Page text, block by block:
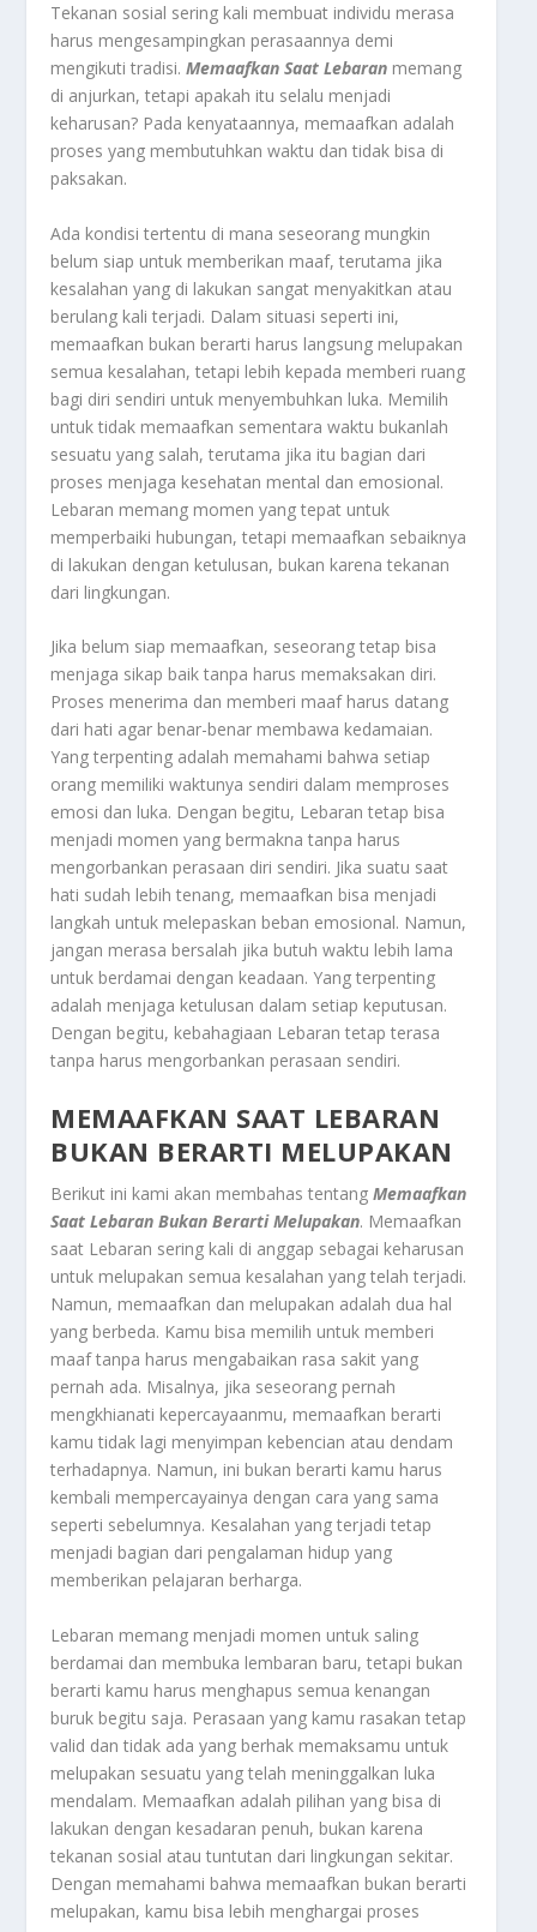
Tekanan sosial sering kali membuat individu merasa
harus mengesampingkan perasaannya demi
mengikuti tradisi.Memaafkan Saat Lebaran memang
di anjurkan, tetapi apakah itu selalu menjadi
keharusan? Pada kenyataannya, memaafkan adalah
proses yang membutuhkan waktu dan tidak bisa di
paksakan.
Ada kondisi tertentu di mana seseorang mungkin
belum siap untuk memberikan maaf, terutama jika
kesalahan yang di lakukan sangat menyakitkan atau
berulang kali terjadi. Dalam situasi seperti ini,
memaafkan bukan berarti harus langsung melupakan
semua kesalahan, tetapi lebih kepada memberi ruang
bagi diri sendiri untuk menyembuhkan luka. Memilih
untuk tidak memaafkan sementara waktu bukanlah
sesuatu yang salah, terutama jika itu bagian dari
proses menjaga kesehatan mental dan emosional.
Lebaran memang momen yang tepat untuk
memperbaiki hubungan, tetapi memaafkan sebaiknya
di lakukan dengan ketulusan, bukan karena tekanan
dari lingkungan.
Jika belum siap memaafkan, seseorang tetap bisa
menjaga sikap baik tanpa harus memaksakan diri.
Proses menerima dan memberi maaf harus datang
dari hati agar benar-benar membawa kedamaian.
Yang terpenting adalah memahami bahwa setiap
orang memiliki waktunya sendiri dalam memproses
emosi dan luka. Dengan begitu, Lebaran tetap bisa
menjadi momen yang bermakna tanpa harus
mengorbankan perasaan diri sendiri. Jika suatu saat
hati sudah lebih tenang, memaafkan bisa menjadi
langkah untuk melepaskan beban emosional. Namun,
jangan merasa bersalah jika butuh waktu lebih lama
untuk berdamai dengan keadaan. Yang terpenting
adalah menjaga ketulusan dalam setiap keputusan.
Dengan begitu, kebahagiaan Lebaran tetap terasa
tanpa harus mengorbankan perasaan sendiri.
MEMAAFKAN SAAT LEBARAN
BUKAN BERARTI MELUPAKAN
Berikut ini kami akan membahas tentangMemaafkan
Saat Lebaran Bukan Berarti Melupakan. Memaafkan
saat Lebaran sering kali di anggap sebagai keharusan
untuk melupakan semua kesalahan yang telah terjadi.
Namun, memaafkan dan melupakan adalah dua hal
yang berbeda. Kamu bisa memilih untuk memberi
maaf tanpa harus mengabaikan rasa sakit yang
pernah ada. Misalnya, jika seseorang pernah
mengkhianati kepercayaanmu, memaafkan berarti
kamu tidak lagi menyimpan kebencian atau dendam
terhadapnya. Namun, ini bukan berarti kamu harus
kembali mempercayainya dengan cara yang sama
seperti sebelumnya. Kesalahan yang terjadi tetap
menjadi bagian dari pengalaman hidup yang
memberikan pelajaran berharga.
Lebaran memang menjadi momen untuk saling
berdamai dan membuka lembaran baru, tetapi bukan
berarti kamu harus menghapus semua kenangan
buruk begitu saja. Perasaan yang kamu rasakan tetap
valid dan tidak ada yang berhak memaksamu untuk
melupakan sesuatu yang telah meninggalkan luka
mendalam. Memaafkan adalah pilihan yang bisa di
lakukan dengan kesadaran penuh, bukan karena
tekanan sosial atau tuntutan dari lingkungan sekitar.
Dengan memahami bahwa memaafkan bukan berarti
melupakan, kamu bisa lebih menghargai proses